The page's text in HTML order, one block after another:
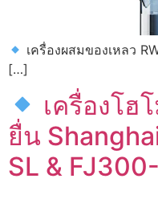
เครื่องผสมของเหลว
[…]
เครื่องโฮ
ยื่น
SL &